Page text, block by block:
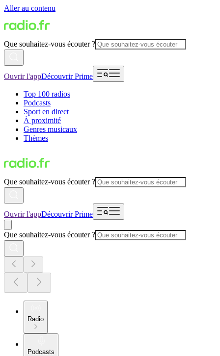
Aller au contenu
Que souhaitez-vous écouter ?
Ouvrir l'appDécouvrir Prime
Top 100 radios
Podcasts
Sport en direct
À proximité
Genres musicaux
Thèmes
Que souhaitez-vous écouter ?
Ouvrir l'appDécouvrir Prime
Que souhaitez-vous écouter ?
Radio
Podcasts